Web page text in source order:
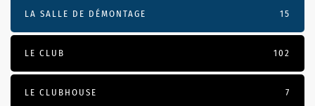
LA SALLE DE DÉMONTAGE 15
LE CLUB 102
LE CLUBHOUSE 7